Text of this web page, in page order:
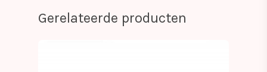
Gerelateerde producten